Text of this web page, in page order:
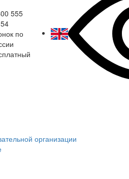
555
по
организации